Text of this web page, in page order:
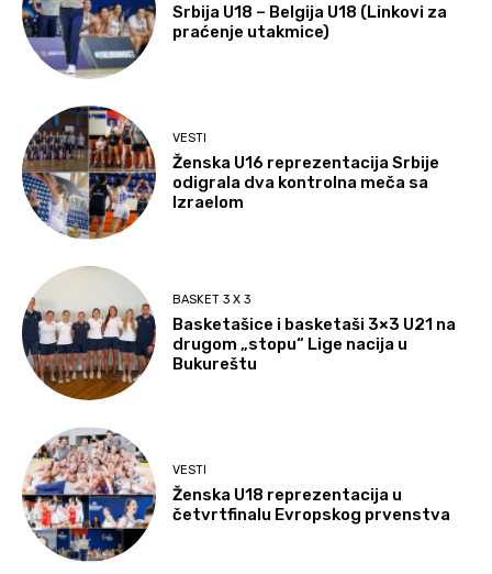
Srbija U18 – Belgija U18 (Linkovi za
praćenje utakmice)
VESTI
Ženska U16 reprezentacija Srbije
odigrala dva kontrolna meča sa
Izraelom
BASKET 3 X 3
Basketašice i basketaši 3×3 U21 na
drugom „stopu“ Lige nacija u
Bukureštu
VESTI
Ženska U18 reprezentacija u
četvrtfinalu Evropskog prvenstva